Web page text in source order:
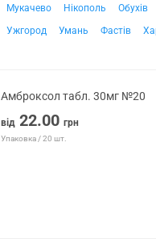
Мукачево Нікополь Обухів
Ужгород Умань Фастів
Амброксол табл. 30мг №20
від 22.00 грн
Упаковка / 20 шт.